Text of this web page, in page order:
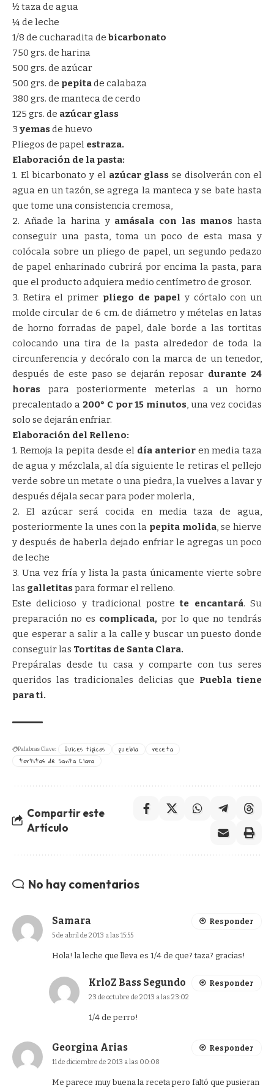
½ taza de agua
¼ de leche
1/8 de cucharadita de bicarbonato
750 grs. de harina
500 grs. de azúcar
500 grs. de pepitade calabaza
380 grs. de manteca de cerdo
125 grs. de azúcar glass
3 yemasde huevo
Pliegos de papel estraza.
Elaboración de la pasta:
1. El bicarbonato y el azúcar glass se disolverán con el
agua en un tazón, se agrega la manteca y se bate hasta
que tome una consistencia cremosa,
2. Añade la harina y amásala con las manos hasta
conseguir una pasta, toma un poco de esta masa y
colócala sobre un pliego de papel, un segundo pedazo
de papel enharinado cubrirá por encima la pasta, para
que el producto adquiera medio centímetro de grosor.
3. Retira el primer pliego de papel y córtalo con un
molde circular de 6 cm. de diámetro y mételas en latas
de horno forradas de papel, dale borde a las tortitas
colocando una tira de la pasta alrededor de toda la
circunferencia y decóralo con la marca de un tenedor,
después de este paso se dejarán reposar durante 24
horas para posteriormente meterlas a un horno
precalentado a 200° C por 15 minutos, una vez cocidas
solo se dejarán enfriar.
Elaboración del Relleno:
1. Remoja la pepita desde el día anterior en media taza
de agua y mézclala, al día siguiente le retiras el pellejo
verde sobre un metate o una piedra, la vuelves a lavar y
después déjala secar para poder molerla,
2. El azúcar será cocida en media taza de agua,
posteriormente la unes con la pepita molida, se hierve
y después de haberla dejado enfriar le agregas un poco
de leche
3. Una vez fría y lista la pasta únicamente vierte sobre
las galletitaspara formar el relleno.
Este delicioso y tradicional postrete encantará. Su
preparación no es complicada, por lo que no tendrás
que esperar a salir a la calle y buscar un puesto donde
conseguir las Tortitas de Santa Clara.
Prepáralas desde tu casa y comparte con tus seres
queridos las tradicionales delicias que Puebla tiene
para ti.
Palabras Clave: Dulces típicos puebla
receta
tortitas de Santa Clara
Compartir este
Artículo
No hay comentarios
Samara
5 de abril de 2013 a las 15:55
Hola! la leche que lleva es 1/4 de que? taza? gracias!
Responder
KrloZ Bass Segundo
23 de octubre de 2013 a las 23:02
1/4 de perro!
Responder
Georgina Arias
11 de diciembre de 2013 a las 00:08
Me parece muy buena la receta pero faltó que pusieran
Responder